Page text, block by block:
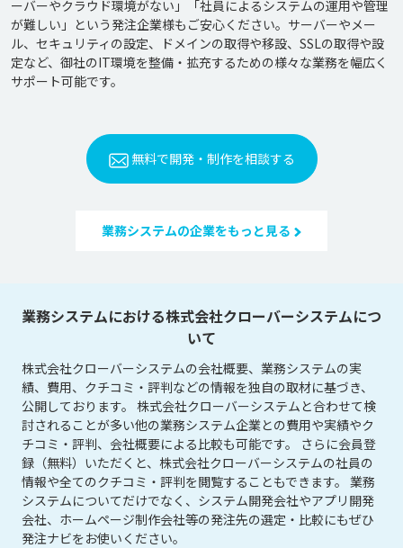
ーバーやクラウド環境がない」「社員によるシステムの運用や管理
が難しい」という発注企業様もご安心ください。サーバーやメー
ル、セキュリティの設定、ドメインの取得や移設、SSLの取得や設
定など、御社のIT環境を整備・拡充するための様々な業務を幅広く
サポート可能です。
無料で開発・制作を相談する
業務システムの企業をもっと見る
業務システムにおける株式会社クローバーシステムにつ
いて
株式会社クローバーシステムの会社概要、業務システムの実
績、費用、クチコミ・評判などの情報を独自の取材に基づき、
公開しております。 株式会社クローバーシステムと合わせて検
討されることが多い他の業務システム企業との費用や実績やク
チコミ・評判、会社概要による比較も可能です。 さらに会員登
録（無料）いただくと、株式会社クローバーシステムの社員の
情報や全てのクチコミ・評判を閲覧することもできます。 業務
システムについてだけでなく、システム開発会社やアプリ開発
会社、ホームページ制作会社等の発注先の選定・比較にもぜひ
発注ナビをお使いください。